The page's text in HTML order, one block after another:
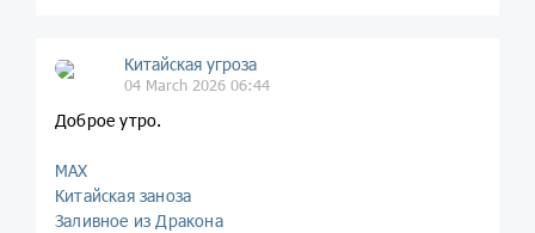
Китайская угроза
04 March 2026 06:44
Доброе утро.
МАХ
Китайская заноза
Заливное из Дракона